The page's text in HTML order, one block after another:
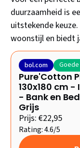
duurzaamheid is
uitstekende
woonstijl en biedt
bol.com
Pure'Cotton
130x180 cm
- Bank en
Grijs
Prijs: €22,95
Rating: 4.6/5